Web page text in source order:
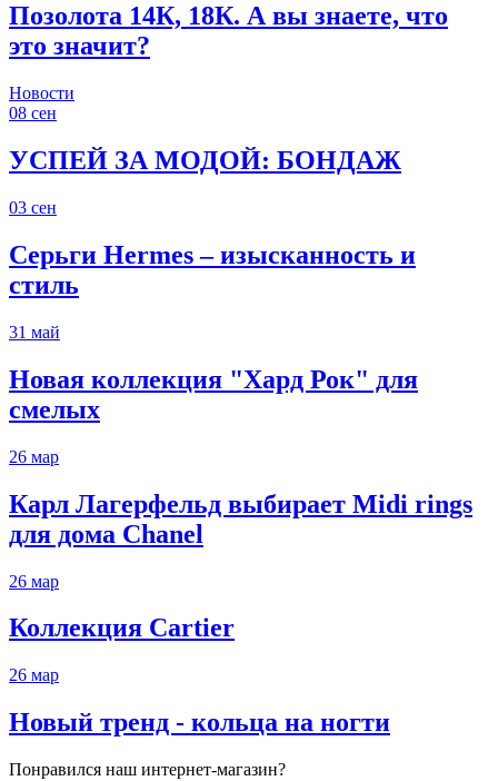
Позолота 14К, 18К. А вы знаете, что
это значит?
Новости
08 сен
УСПЕЙ ЗА МОДОЙ: БОНДАЖ
03 сен
Серьги Hermes – изысканность и
стиль
31 май
Новая коллекция "Хард Рок" для
смелых
26 мар
Карл Лагерфельд выбирает Midi rings
для дома Chanel
26 мар
Коллекция Cartier
26 мар
Новый тренд - кольца на ногти
Понравился наш интернет-магазин?